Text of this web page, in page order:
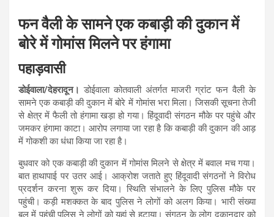
फन वैली के सामने एक कबाड़ी की दुकान में
बोरे में गोमांस मिलने पर हंगामा
पहाड़वासी
डोईवाला/देहरादून। डोईवाला कोतवाली अंतर्गत माजरी ग्रांट फन वैली के
सामने एक कबाड़ी की दुकान में बोरे में गोमांस भरा मिला। जिसकी सूचना तेजी
से क्षेत्र में फैली तो हंगामा खड़ा हो गया। हिंदूवादी संगठन मौके पर पहुंचे और
जमकर हंगामा काटा। आरोप लगाया जा रहा है कि कबाड़ी की दुकान की आड़
में गोकशी का धंधा किया जा रहा है।
बुधवार को एक कबाड़ी की दुकान में गोमांस मिलने से क्षेत्र में बवाल मच गया।
बात हाथापाई पर उतर आई। आक्रोश जताते हुए हिंदूवादी संगठनों ने विरोध
प्रदर्शन करना शुरू कर दिया। स्थिति संभालने के लिए पुलिस मौके पर
पहुंची। कड़ी मशक्कत के बाद पुलिस ने लोगों को अलग किया। भारी संख्या
बल में पहुंची पुलिस ने लोगों को यहां से हटाया। संगठन के लोग दुकानदार को